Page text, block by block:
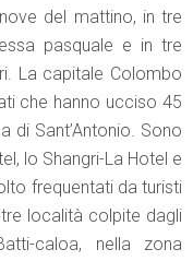
del mattino, in tre
pasquale e in tre
La capitale Colombo
che hanno ucciso 45
di Sant’Antonio. Sono
lo Shangri-La Hotel e
frequentati da turisti
località colpite dagli
caloa, nella zona